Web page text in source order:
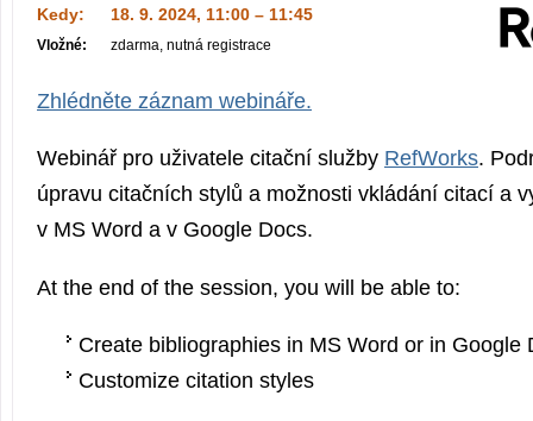
Kedy: 18. 9. 2024, 11:00 – 11:45
Vložné: zdarma, nutná registrace
Zhlédněte záznam webináře.
Webinář pro uživatele citační služby RefWorks.
úpravu citačních stylů a možnosti vkládání citací a
v MS Word a v Google Docs.
At the end of the session, you will be able to:
Create bibliographies in MS Word or in Google
Customize citation styles